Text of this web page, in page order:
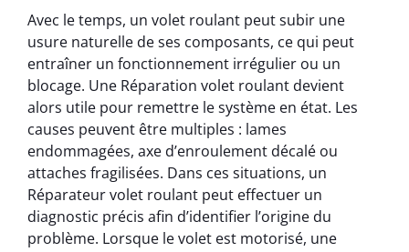
Avec le temps, un volet roulant peut subir une
usure naturelle de ses composants, ce qui peut
entraîner un fonctionnement irrégulier ou un
blocage. Une Réparation volet roulant devient
alors utile pour remettre le système en état. Les
causes peuvent être multiples : lames
endommagées, axe d’enroulement décalé ou
attaches fragilisées. Dans ces situations, un
Réparateur volet roulant peut effectuer un
diagnostic précis afin d’identifier l’origine du
problème. Lorsque le volet est motorisé, une